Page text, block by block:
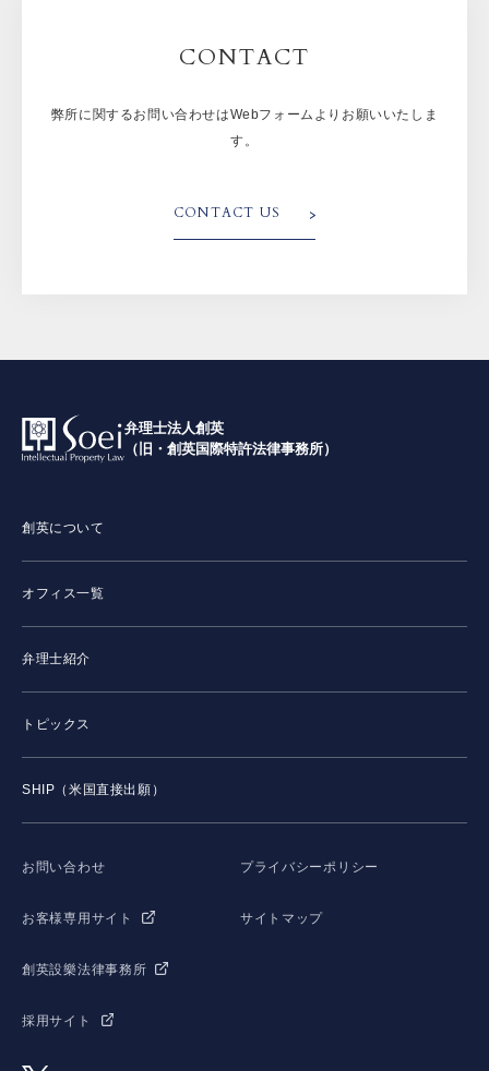
CONTACT
弊所に関するお問い合わせはWebフォームよりお願いいたしま
す。
CONTACT US
弁理士法人創英
（旧・創英国際特許法律事務所）
創英について
オフィス一覧
弁理士紹介
トピックス
SHIP（米国直接出願）
お問い合わせ
お客様専用サイト
創英設樂法律事務所
採用サイト
プライバシーポリシー
サイトマップ